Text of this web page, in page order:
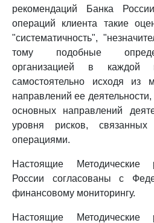
рекомендаций Банка
операций клиента такие
"систематичность",
тому подобные
организацией в каждой
самостоятельно исходя из
направлений ее
основных направлений
уровня рисков,
операциями.
Настоящие Методические
России согласованы с
финансовому мониторингу.
Настоящие Методические